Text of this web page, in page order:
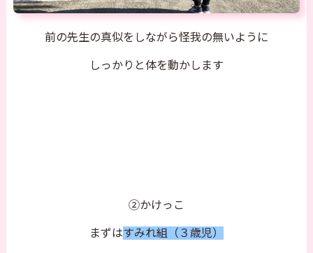
前の先生の真似をしながら怪我の無いように
しっかりと体を動かします
②かけっこ
まずはすみれ組（３歳児）